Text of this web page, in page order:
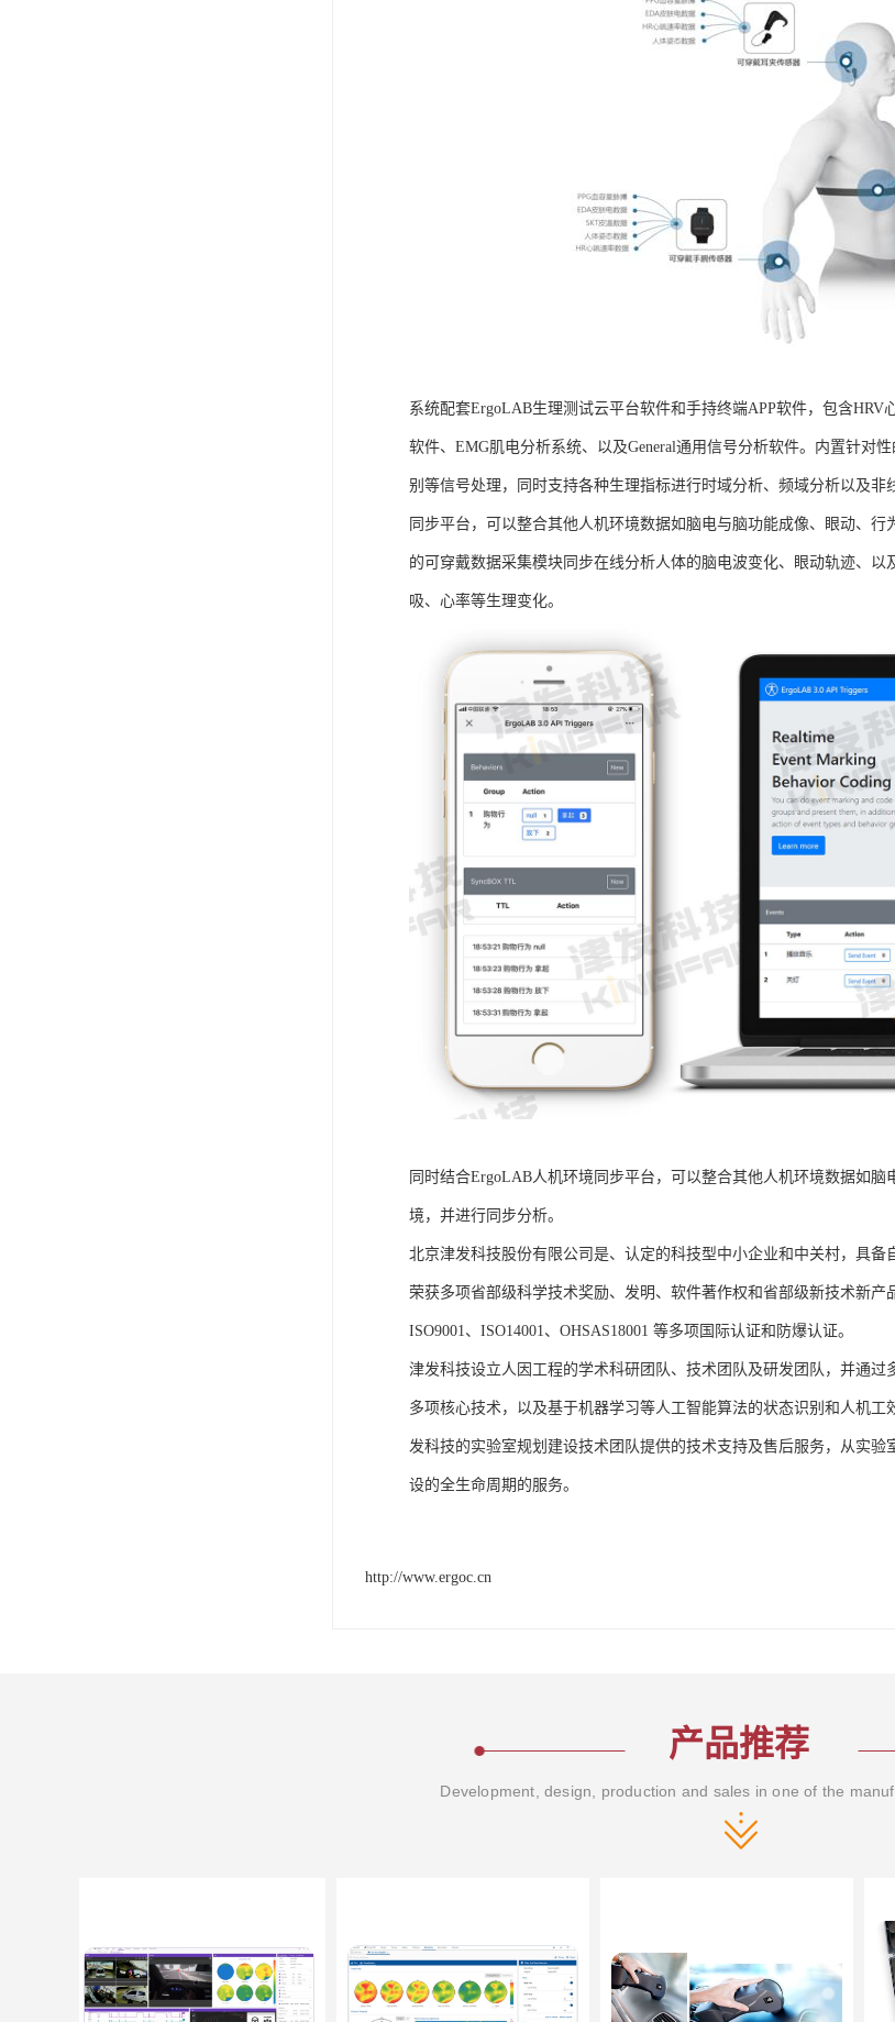
系统配套ErgoLAB生理测试云平台软件和手持终端APP软件，包含
软件、EMG肌电分析系统、以及General通用信号分析软件。内置针对
别等信号处理，同时支持各种生理指标进行时域分析、频域分析以及
同步平台，可以整合其他人机环境数据如脑电与脑功能成像、眼动、
的可穿戴数据采集模块同步在线分析人体的脑电波变化、眼动轨迹、
吸、心率等生理变化。
同时结合ErgoLAB人机环境同步平台，可以整合其他人机环境数据如
境，并进行同步分析。
北京津发科技股份有限公司是、认定的科技型中小企业和中关村，具
荣获多项省部级科学技术奖励、发明、软件著作权和省部级新技术新产
ISO9001、ISO14001、OHSAS18001 等多项国际认证和防爆认证。
津发科技设立人因工程的学术科研团队、技术团队及研发团队，并通
多项核心技术，以及基于机器学习等人工智能算法的状态识别和人机
发科技的实验室规划建设技术团队提供的技术支持及售后服务，从实
设的全生命周期的服务。
http://www.ergoc.cn
产品推荐
Development, design, production and sales in one of the